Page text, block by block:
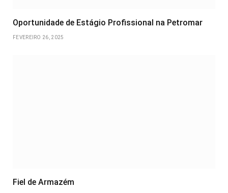
Oportunidade de Estágio Profissional na Petromar
FEVEREIRO 26, 2025
Fiel de Armazém